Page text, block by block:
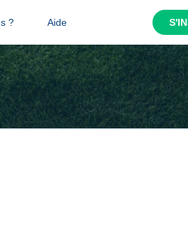
? Aide